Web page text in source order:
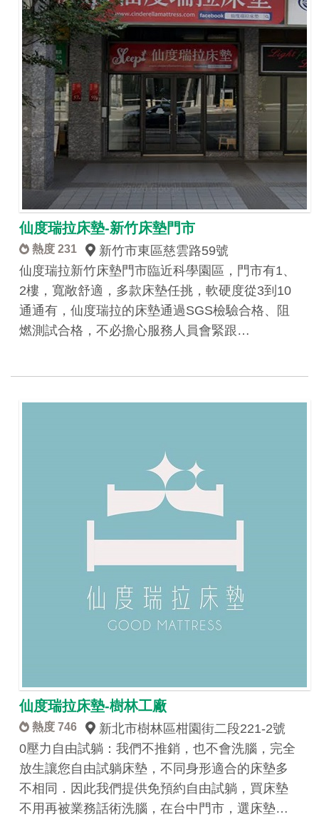
仙度瑞拉床墊-新竹床墊門市
熱度 231
新竹市東區慈雲路59號
仙度瑞拉新竹床墊門市臨近科學園區，門市有1、
2樓，寬敞舒適，多款床墊任挑，軟硬度從3到10
通通有，仙度瑞拉的床墊通過SGS檢驗合格、阻
燃測試合格，不必擔心服務人員會緊跟…
仙度瑞拉床墊-樹林工廠
熱度 746
新北市樹林區柑園街二段221-2號
0壓力自由試躺：我們不推銷，也不會洗腦，完全
放生讓您自由試躺床墊，不同身形適合的床墊多
不相同．因此我們提供免預約自由試躺，買床墊
不用再被業務話術洗腦，在台中門市，選床墊…